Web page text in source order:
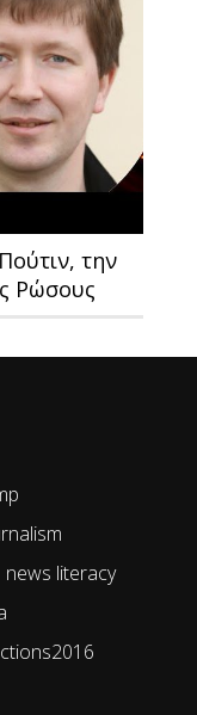
την
Ρώσους
news literacy